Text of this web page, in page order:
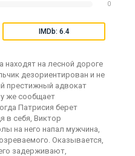
0
IMDb: 6.4
на лесной дороге
дезориентирован и не
престижный адвокат
же сообщает
Патрисия берет
в себя, Виктор
на него напал мужчина,
Оказывается,
задерживают,